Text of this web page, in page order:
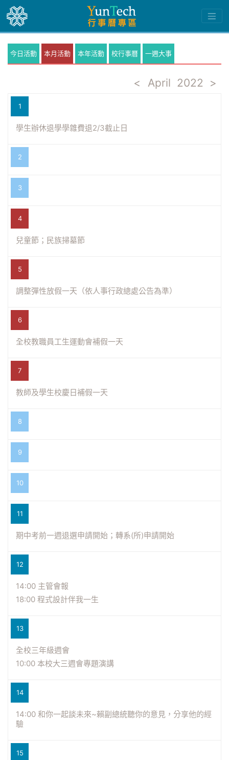
今日活動 本月活動 本年活動 校行事曆 一週大事
< April 2022 >
1
學生辦休退學學雜費退2/3截止日
2
3
4
兒童節；民族掃墓節
5
調整彈性放假一天（依人事行政總處公告為準）
6
全校教職員工生運動會補假一天
7
教師及學生校慶日補假一天
8
9
10
11
期中考前一週退選申請開始；轉系(所)申請開始
12
14:00 主管會報
18:00 程式設計伴我一生
13
全校三年級週會
10:00 本校大三週會專題演講
14
14:00 和你一起談未來~賴副總統聽你的意見，分享他的經
驗
15